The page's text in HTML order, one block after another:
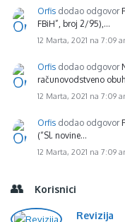
Orfis dodao odgovor
FBiH”, broj 2/95),…
12 Marta, 2021 na 7:09
Orfis dodao odgovor
računovodstveno
12 Marta, 2021 na 7:09
Orfis dodao odgovor
(“Sl. novine…
12 Marta, 2021 na 7:09
Korisnici
Revizija